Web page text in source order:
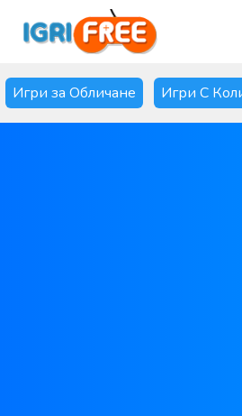
Игри за Обличане Игри С